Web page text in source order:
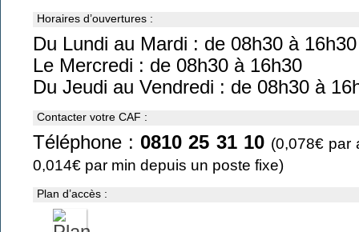
Horaires d’ouvertures :
Du Lundi au Mardi : de 08h30 à 16h30
Le Mercredi : de 08h30 à 16h30
Du Jeudi au Vendredi : de 08h30 à
Contacter votre CAF :
Téléphone : 0810 25 31 10 (0,078€ par
0,014€ par min depuis un poste fixe)
Plan d’accès :